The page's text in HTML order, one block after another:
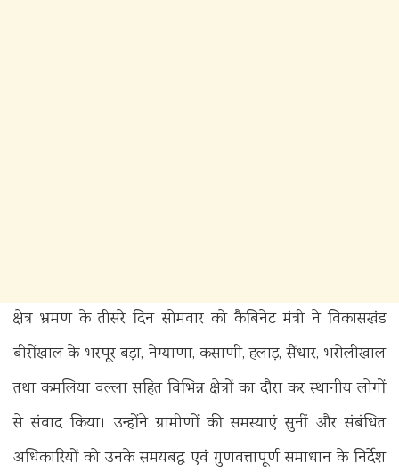
क्षेत्र भ्रमण के तीसरे दिन सोमवार को कैबिनेट मंत्री ने विकासखंड
बीरोंखाल के भरपूर बड़ा, नेग्याणा, कसाणी, हलाड़, सैंधार, भरोलीखाल
तथा कमलिया वल्ला सहित विभिन्न क्षेत्रों का दौरा कर स्थानीय लोगों
से संवाद किया। उन्होंने ग्रामीणों की समस्याएं सुनीं और संबंधित
अधिकारियों को उनके समयबद्ध एवं गुणवत्तापूर्ण समाधान के निर्देश